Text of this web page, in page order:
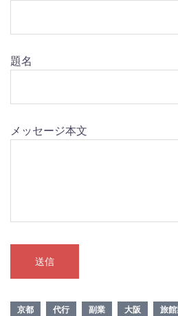
題名
メッセージ本文
京都 代行 副業 大阪 旅